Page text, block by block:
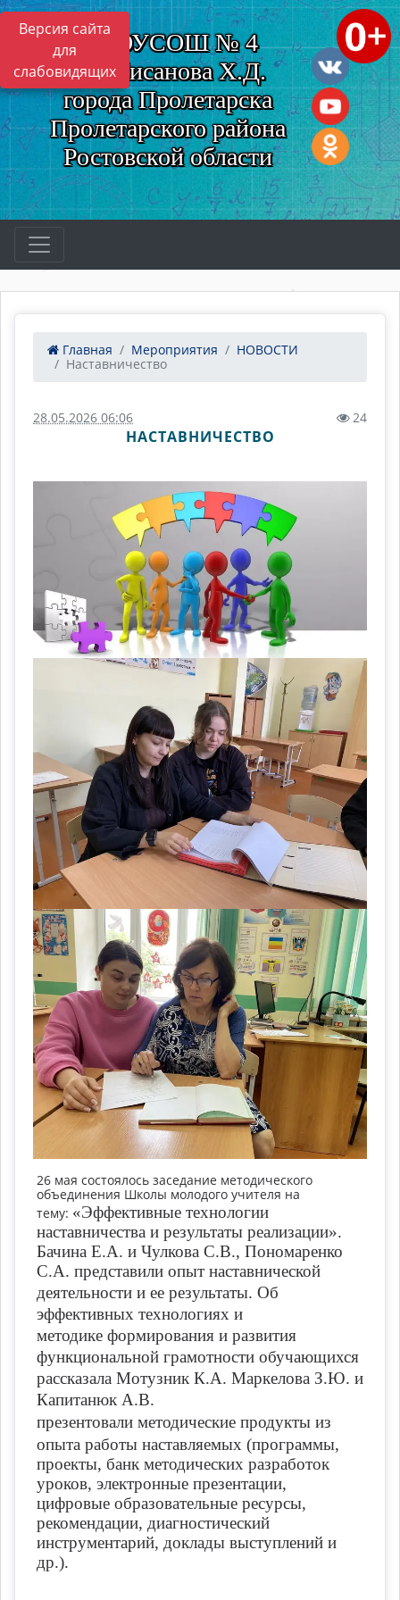
Версия сайта
для
слабовидящих
МБОУСОШ № 4
им. Нисанова Х.Д.
города Пролетарска
Пролетарского района
Ростовской области
Главная Мероприятия
НОВОСТИ
Наставничество
28.05.2026 06:06 24
НАСТАВНИЧЕСТВО
26 мая состоялось заседание методического
объединения Школы молодого учителя на
тему: «Эффективные технологии
наставничества и результаты реализации».
Бачина Е.А. и Чулкова С.В., Пономаренко
С.А. представили опыт наставнической
деятельности и ее результаты. Об
эффективных технологиях и
методике формирования и развития
функциональной грамотности обучающихся
рассказала Мотузник К.А. Маркелова З.Ю. и
Капитанюк А.В.
презентовали методические продукты из
опыта работы наставляемых (программы,
проекты, банк методических разработок
уроков, электронные презентации,
цифровые образовательные ресурсы,
рекомендации, диагностический
инструментарий, доклады выступлений и
др.).